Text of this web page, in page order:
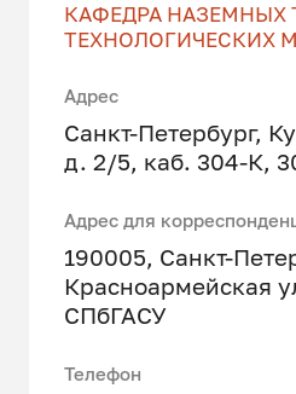
КАФЕДРА НАЗЕМНЫХ
ТЕХНОЛОГИЧЕСКИХ
Адрес
Санкт-Петербург,
д. 2/5, каб. 304-К,
Адрес для
190005, Санкт-
Красноармейская
СПбГАСУ
Телефон